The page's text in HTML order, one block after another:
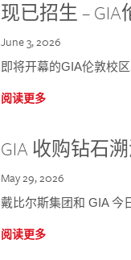
现已招生 –
June 3, 2026
即将开幕的GIA伦敦校
阅读更多
GIA 收购钻石
May 29, 2026
戴比尔斯集团和 GIA 今
阅读更多